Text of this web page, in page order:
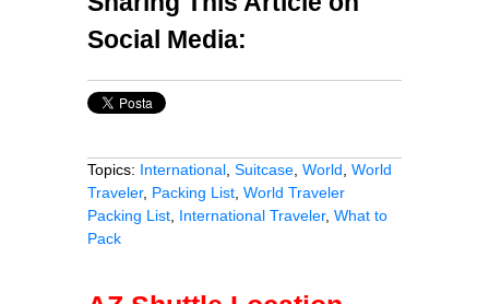
Social Media:
Topics: International Suitcase World World
Traveler, Packing List World Traveler
Packing List International Traveler, What to
Pack